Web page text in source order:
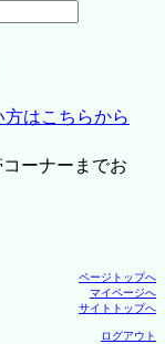
はこちらから
ーナーまでお
ページトップへ
マイページへ
サイトトップへ
ログアウト